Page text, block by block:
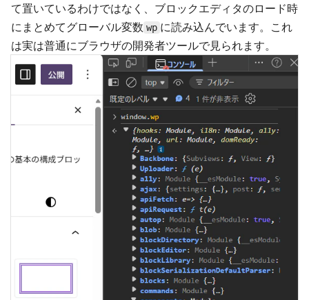
て置いているわけではなく、ブロックエディタのロード時
にまとめてグローバル変数 wp に読み込んでいます。これ
は実は普通にブラウザの開発者ツールで見られます。